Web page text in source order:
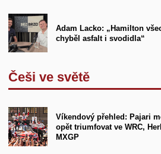
Adam Lacko: „Hamilton
chyběl asfalt i svodidla“
Češi ve světě
Víkendový přehled: Pajari
opět triumfovat ve WRC,
MXGP